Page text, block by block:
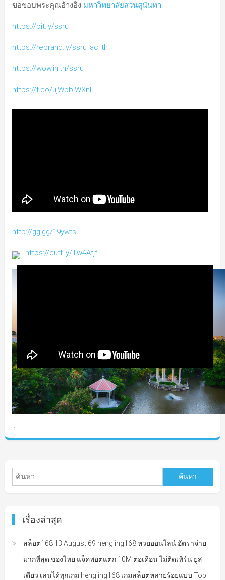
ขอขอบพระคุณอ้างอิง มหาวิทยาลัยสวนสุนันทา
https://bit.ly/ssru
https://rebrand.ly/ssru_ac_th
https://wow.in.th/ssru
https://t.co/ujWpbiWXnL
http://gg.gg/19ywts
https://cutt.ly/Tw4Atjfi
…
ค้นหา
สำหรับ:
เรื่องล่าสุด
สล็อต168 13 August 69 hengjing168 หวยออนไลน์ อัตราจ่าย
มากที่สุด ของไทย แจ็คพอตแตก 10M ต่อเดือน ไม่ติดเทิร์น ยูส
เดียว เล่นได้ทุกเกม hengjing168 เกมสล็อตหลายร้อยแบบ Top